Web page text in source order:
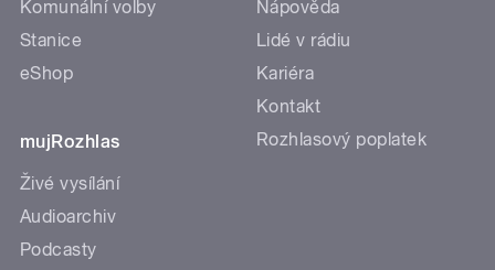
Komunální volby
Stanice
eShop
mujRozhlas
Živé vysílání
Audioarchiv
Podcasty
Nápověda
Lidé v rádiu
Kariéra
Kontakt
Rozhlasový poplatek